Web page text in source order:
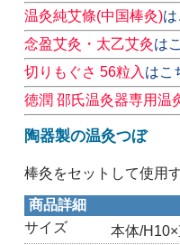
温灸純艾條(中国棒灸)
念盈艾灸・太乙艾灸は
切りもぐさ 56粒入 はこ
徳潤 邵氏温灸器専用温
陶器製の温灸つぼ
棒灸をセットして使用
商品詳細
サイズ
本体/